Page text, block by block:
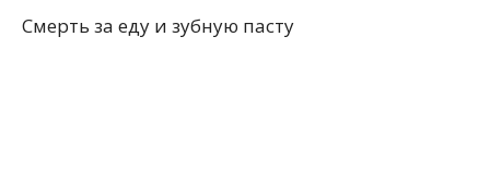
Смерть за еду и зубную пасту